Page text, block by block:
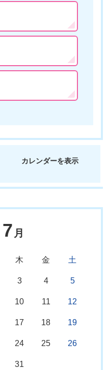
カレンダーを表示
7 月
木 金 土
3 4 5
10 11 12
17 18 19
24 25 26
31